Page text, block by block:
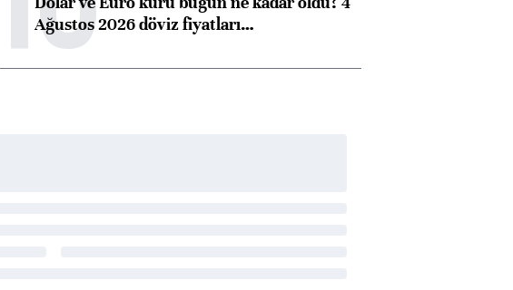
Ağustos 2026 döviz fiyatları…